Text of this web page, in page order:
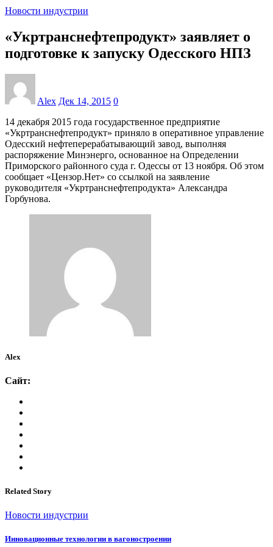
Новости индустрии
«Укртранснефтепродукт» заявляет о
подготовке к запуску Одесского НПЗ
Alex Дек 14, 2015 0
14 декабря 2015 года государственное предприятие
«Укртранснефтепродукт» приняло в оперативное управление
Одесский нефтеперерабатывающий завод, выполняя
распоряжение Минэнерго, основанное на Определении
Приморского районного суда г. Одессы от 13 ноября. Об этом
сообщает «Цензор.Нет» со ссылкой на заявление
руководителя «Укртранснефтепродукта» Александра
Горбунова.
Alex
Сайт:
Related Story
Новости индустрии
Инновационные технологии в вагоностроении